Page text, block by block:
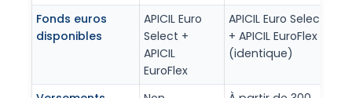
Fonds euros
disponibles
APICIL Euro
Select +
APICIL
EuroFlex
APICIL Euro Select
+ APICIL EuroFlex
(identique)